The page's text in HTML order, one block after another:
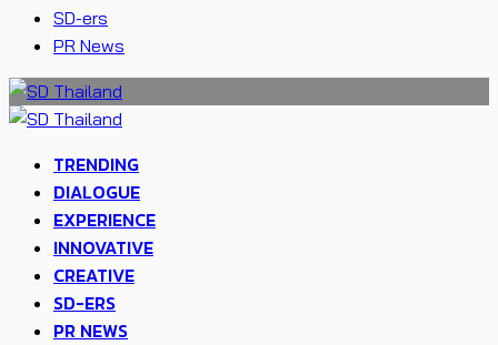
SD-ers
PR News
TRENDING
DIALOGUE
EXPERIENCE
INNOVATIVE
CREATIVE
SD-ERS
PR NEWS